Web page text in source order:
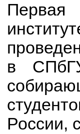
Первая
в
России,